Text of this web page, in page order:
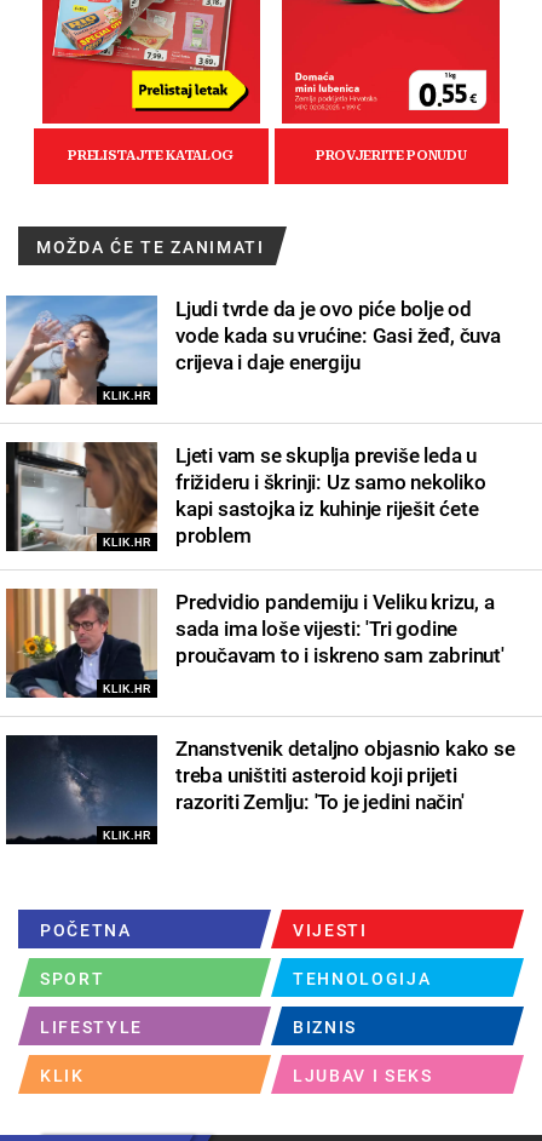
MOŽDA ĆE TE ZANIMATI
KLIK.HR
Ljudi tvrde da je ovo piće bolje od
vode kada su vrućine: Gasi žeđ, čuva
crijeva i daje energiju
KLIK.HR
Ljeti vam se skuplja previše leda u
frižideru i škrinji: Uz samo nekoliko
kapi sastojka iz kuhinje riješit ćete
problem
KLIK.HR
Predvidio pandemiju i Veliku krizu, a
sada ima loše vijesti: 'Tri godine
proučavam to i iskreno sam zabrinut'
KLIK.HR
Znanstvenik detaljno objasnio kako se
treba uništiti asteroid koji prijeti
razoriti Zemlju: 'To je jedini način'
POČETNA VIJESTI
SPORT TEHNOLOGIJA
LIFESTYLE BIZNIS
KLIK LJUBAV I SEKS